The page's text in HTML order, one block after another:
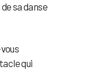
sa danse
qui